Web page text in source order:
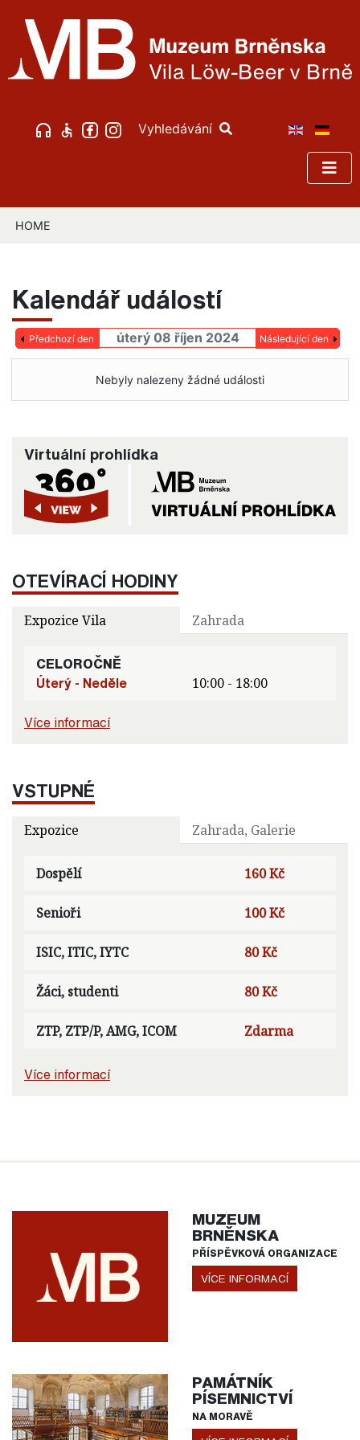
Vyhledávání
HOME
Kalendář událostí
Předchozí den úterý 08 říjen 2024 Následující den
Nebyly nalezeny žádné události
Virtuální prohlídka
OTEVÍRACÍ HODINY
Expozice Vila Zahrada
CELOROČNĚ
Úterý - Neděle
10:00 - 18:00
Více informací
VSTUPNÉ
Expozice Zahrada, Galerie
Dospělí 160 Kč
Senioři 100 Kč
ISIC, ITIC, IYTC 80 Kč
Žáci, studenti 80 Kč
ZTP, ZTP/P, AMG, ICOM Zdarma
Více informací
MUZEUM
BRNĚNSKA
PŘÍSPĚVKOVÁ ORGANIZACE
VÍCE INFORMACÍ
PAMÁTNÍK
PÍSEMNICTVÍ
NA MORAVĚ